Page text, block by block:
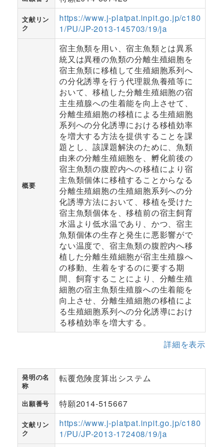
文献リン
ク
https://www.j-platpat.inpit.go.jp/c180
1/PU/JP-2013-145703/19/ja
概要
宿主魚類を用い、宿主魚類とは異系
統又は異種の魚類の分離生殖細胞を
宿主魚類に移植して生殖細胞系列へ
の分化誘導を行う代理親魚養殖等に
おいて、移植した分離生殖細胞の宿
主生殖腺への生着能を向上させて、
分離生殖細胞の移植による生殖細胞
系列への分化誘導における移植効率
を増大する方法を提供することを課
題とし、該課題解決のために、魚類
由来の分離生殖細胞を、孵化前後の
宿主魚類の腹腔内への移植により宿
主魚類個体に移植することからなる
分離生殖細胞の生殖細胞系列への分
化誘導方法において、移植を受けた
宿主魚類個体を、移植前の宿主飼育
水温より低水温であり、かつ、宿主
魚類個体の生存と発生に悪影響がで
ない温度で、宿主魚類の腹腔内へ移
植した分離生殖細胞が宿主生殖腺へ
の移動、生着をするのに要する期
間、飼育することにより、分離生殖
細胞の宿主魚類生殖腺への生着能を
向上させ、分離生殖細胞の移植によ
る生殖細胞系列への分化誘導におけ
る移植効率を増大する。
詳細を表示
発明の名
称
転覆危険度算出システム
出願番号 特願2014-515667
文献リン
ク
https://www.j-platpat.inpit.go.jp/c180
1/PU/JP-2013-172408/19/ja